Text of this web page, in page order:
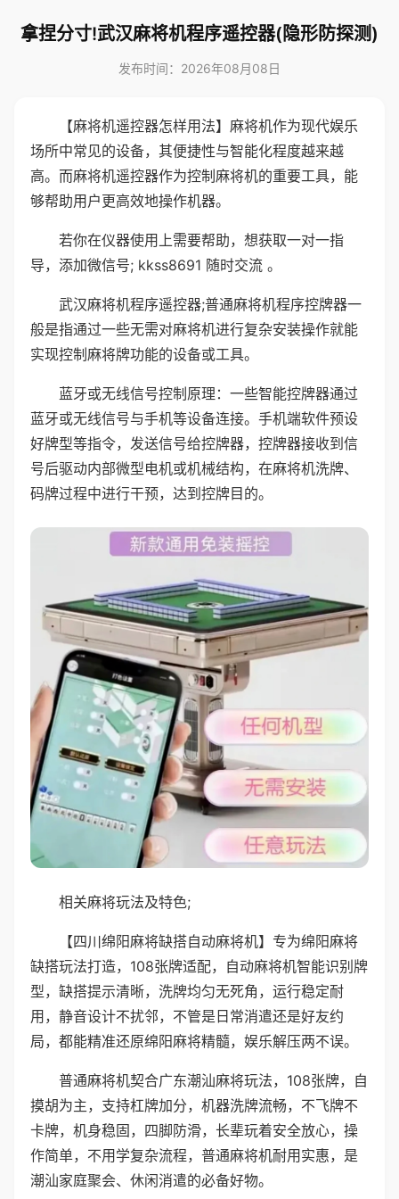
拿捏分寸!武汉麻将机程序遥控器(隐形防探测)
发布时间：2026年08月08日
【麻将机遥控器怎样用法】麻将机作为现代娱乐
场所中常见的设备，其便捷性与智能化程度越来越
高。而麻将机遥控器作为控制麻将机的重要工具，能
够帮助用户更高效地操作机器。
若你在仪器使用上需要帮助，想获取一对一指
导，添加微信号; kkss8691 随时交流 。
武汉麻将机程序遥控器;普通麻将机程序控牌器一
般是指通过一些无需对麻将机进行复杂安装操作就能
实现控制麻将牌功能的设备或工具。
蓝牙或无线信号控制原理：一些智能控牌器通过
蓝牙或无线信号与手机等设备连接。手机端软件预设
好牌型等指令，发送信号给控牌器，控牌器接收到信
号后驱动内部微型电机或机械结构，在麻将机洗牌、
码牌过程中进行干预，达到控牌目的。
相关麻将玩法及特色;
【四川绵阳麻将缺搭自动麻将机】专为绵阳麻将
缺搭玩法打造，108张牌适配，自动麻将机智能识别牌
型，缺搭提示清晰，洗牌均匀无死角，运行稳定耐
用，静音设计不扰邻，不管是日常消遣还是好友约
局，都能精准还原绵阳麻将精髓，娱乐解压两不误。
普通麻将机契合广东潮汕麻将玩法，108张牌，自
摸胡为主，支持杠牌加分，机器洗牌流畅，不飞牌不
卡牌，机身稳固，四脚防滑，长辈玩着安全放心，操
作简单，不用学复杂流程，普通麻将机耐用实惠，是
潮汕家庭聚会、休闲消遣的必备好物。